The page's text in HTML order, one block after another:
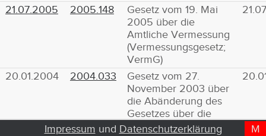
21.07.2005 2005.148
Gesetz vom 19. Mai
2005 über die
Amtliche Vermessung
(Vermessungsgesetz;
VermG)
20.01.2004 2004.033
Gesetz vom 27.
November 2003 über
die Abänderung des
Gesetzes über die
allgemeine Lan...
D
T
M
Impressum und Datenschutzerklärung